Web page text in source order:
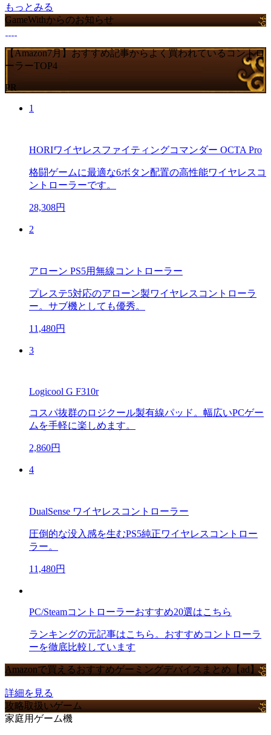
もっとみる
GameWithからのお知らせ
【Amazon7月】おすすめ記事からよく買われているコントロ
ーラーTOP4
PR
1
HORIワイヤレスファイティングコマンダー OCTA Pro
格闘ゲームに最適な6ボタン配置の高性能ワイヤレスコ
ントローラーです。
28,308円
2
アローン PS5用無線コントローラー
プレステ5対応のアローン製ワイヤレスコントローラ
ー。サブ機としても優秀。
11,480円
3
Logicool G F310r
コスパ抜群のロジクール製有線パッド。幅広いPCゲー
ムを手軽に楽しめます。
2,860円
4
DualSense ワイヤレスコントローラー
圧倒的な没入感を生むPS5純正ワイヤレスコントロー
ラー。
11,480円
PC/Steamコントローラーおすすめ20選はこちら
ランキングの元記事はこちら。おすすめコントローラ
ーを徹底比較しています
Amazonで買えるおすすめゲーミングデバイスまとめ【ad】
詳細を見る
攻略取扱いゲーム
家庭用ゲーム機